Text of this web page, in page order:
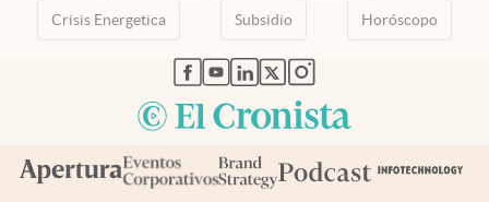
Crisis Energetica Subsidio Horóscopo
abre en nueva pestaña
abre en nueva pestaña
abre en nueva pestaña
abre en nueva pestaña
abre en nueva pestaña